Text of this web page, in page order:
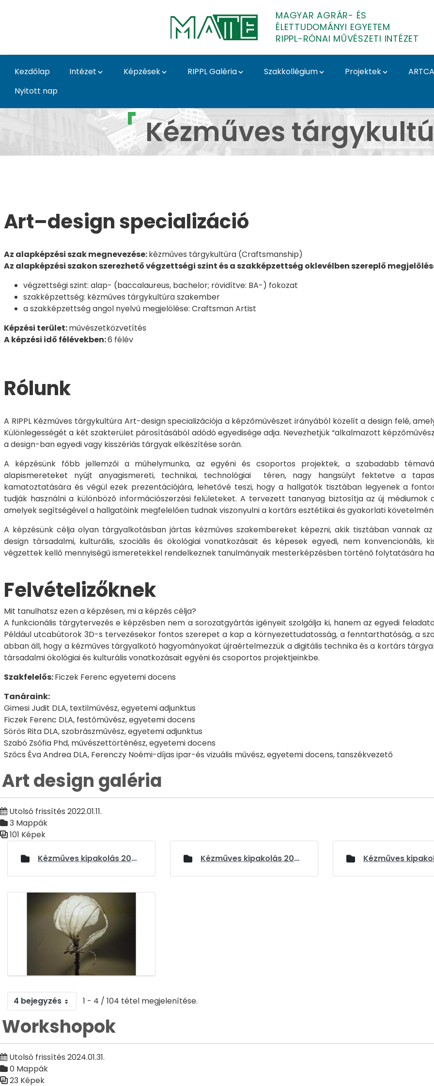
MAGYAR AGRÁR- ÉS
ÉLETTUDOMÁNYI EGYETEM
RIPPL-RÓNAI MŰVÉSZETI INTÉZET
Kezdőlap Intézet Képzések RIPPL Galéria Szakkollégium Projektek
Nyitott nap
Art design galéria Workshopok -
Kézműves
Art–design specializáció
Az alapképzési szak megnevezése:kézműves tárgykultúra (Craftsmanship)
Az alapképzési szakon szerezhető végzettségi szint és a szakképzettség oklevélben szereplő
végzettségi szint: alap- (baccalaureus, bachelor; rövidítve: BA-) fokozat
szakképzettség: kézműves tárgykultúra szakember
a szakképzettség angol nyelvű megjelölése: Craftsman Artist
Képzési terület:művészetközvetítés
A képzési idő félévekben:6 félév
Rólunk
A RIPPL Kézműves tárgykultúra Art-design specializációja a képzőművészet irányából közelít a design felé,
Különlegességét a két szakterület párosításából adódó egyedisége adja. Nevezhetjük “alkalmazott
a design-ban egyedi vagy kisszériás tárgyak elkészítése során.
A képzésünk főbb jellemzői a műhelymunka, az egyéni és csoportos projektek, a szabadabb
alapismereteket nyújt anyagismereti, technikai, technológiai téren, nagy hangsúlyt fektetve a
kamatoztatására és végül ezek prezentációjára, lehetővé teszi, hogy a hallgatók tisztában legyenek a
tudják használni a különböző információszerzési felületeket. A tervezett tananyag biztosítja az új médiumok
amelyek segítségével a hallgatóink megfelelően tudnak viszonyulni a kortárs esztétikai és gyakorlati
A képzésünk célja olyan tárgyalkotásban jártas kézműves szakembereket képezni, akik tisztában vannak
design társadalmi, kulturális, szociális és ökológiai vonatkozásait és képesek egyedi, nem konvencionális,
végzettek kellő mennyiségű ismeretekkel rendelkeznek tanulmányaik mesterképzésben történő folytatására
Felvételizőknek
Mit tanulhatsz ezen a képzésen, mi a képzés célja?
A funkcionális tárgytervezés e képzésben nem a sorozatgyártás igényeit szolgálja ki, hanem az egyedi
Például utcabútorok 3D-s tervezésekor fontos szerepet a kap a környezettudatosság, a fenntarthatóság, a
abban áll, hogy a kézműves tárgyalkotó hagyományokat újraértelmezzük a digitális technika és a kortárs
társadalmi ökológiai és kulturális vonatkozásait egyéni és csoportos projektjeinkbe.
Szakfelelős:Ficzek Ferenc egyetemi docens
Tanáraink:
Gimesi Judit DLA, textilművész, egyetemi adjunktus
Ficzek Ferenc DLA, festőművész, egyetemi docens
Sörös Rita DLA, szobrászművész, egyetemi adjunktus
Szabó Zsófia Phd, művészettörténész, egyetemi docens
Szőcs Éva Andrea DLA, Ferenczy Noémi-díjas ipar-és vizuális művész, egyetemi docens, tanszékvezető
Art design galéria
Utolsó frissítés 2022.01.11.
3 Mappák
101 Képek
Kézműves kipakolás 2023 - I. évfolyam
Kézműves kipakolás 2023 - III. évfolyam
4 bejegyzés 1 - 4 / 104 tétel megjelenítése.
Workshopok
Utolsó frissítés 2024.01.31.
0 Mappák
23 Képek